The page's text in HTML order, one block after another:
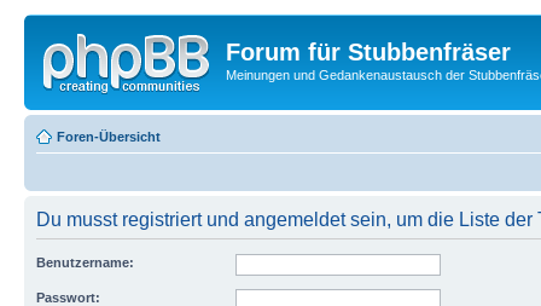
Forum für Stubbenfräser
Meinungen und Gedankenaustausch der
Foren-Übersicht
Du musst registriert und angemeldet sein, um die Liste
Benutzername:
Passwort: